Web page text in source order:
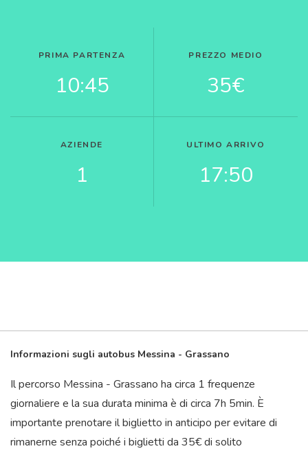
PRIMA PARTENZA
10:45
PREZZO MEDIO
35€
AZIENDE
1
ULTIMO ARRIVO
17:50
Informazioni sugli autobus Messina - Grassano
Il percorso Messina - Grassano ha circa 1 frequenze
giornaliere e la sua durata minima è di circa 7h 5min. È
importante prenotare il biglietto in anticipo per evitare di
rimanerne senza poiché i biglietti da 35€ di solito